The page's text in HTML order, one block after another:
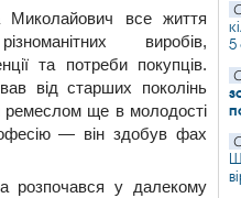
все життя
виробів,
та потреби покупців.
від старших поколінь
ремеслом ще в молодості
— він здобув фах
розпочався у далекому
5